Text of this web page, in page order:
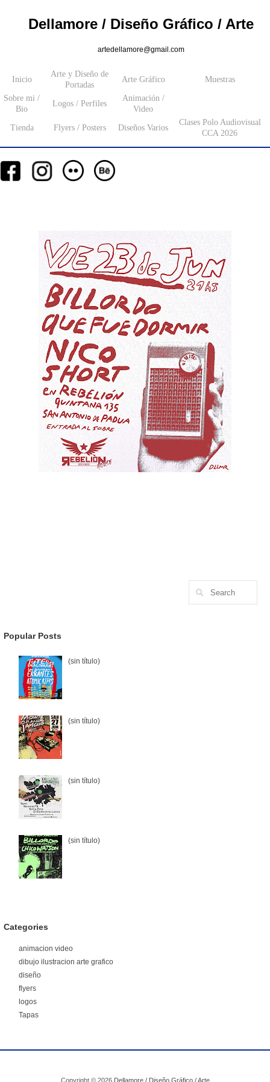
Dellamore / Diseño Gráfico / Arte
artedellamore@gmail.com
Inicio
Arte y Diseño de
Portadas
Arte Gráfico Muestras
Sobre mi /
Bio
Logos / Perfiles
Animación /
Video
Tienda Flyers / Posters Diseños Varios
Clases Polo Audiovisual
CCA 2026
Popular Posts
(sin título)
(sin título)
(sin título)
(sin título)
Categories
animacion video
dibujo ilustracion arte grafico
diseño
flyers
logos
Tapas
Copyright © 2026 Dellamore / Diseño Gráfico / Arte